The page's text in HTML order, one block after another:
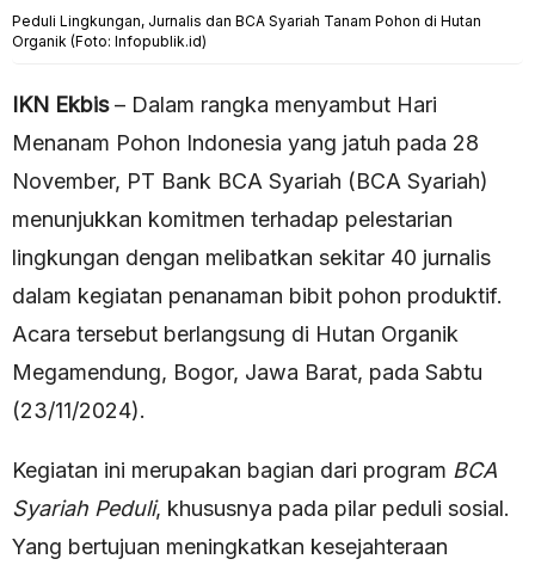
Peduli Lingkungan, Jurnalis dan BCA Syariah Tanam Pohon di Hutan
Organik (Foto: Infopublik.id)
IKN Ekbis– Dalam rangka menyambut Hari
Menanam Pohon Indonesia yang jatuh pada 28
November, PT Bank BCA Syariah (BCA Syariah)
menunjukkan komitmen terhadap pelestarian
lingkungan dengan melibatkan sekitar 40 jurnalis
dalam kegiatan penanaman bibit pohon produktif.
Acara tersebut berlangsung di Hutan Organik
Megamendung, Bogor, Jawa Barat, pada Sabtu
(23/11/2024).
Kegiatan ini merupakan bagian dari program BCA
Syariah Peduli, khususnya pada pilar peduli sosial.
Yang bertujuan meningkatkan kesejahteraan